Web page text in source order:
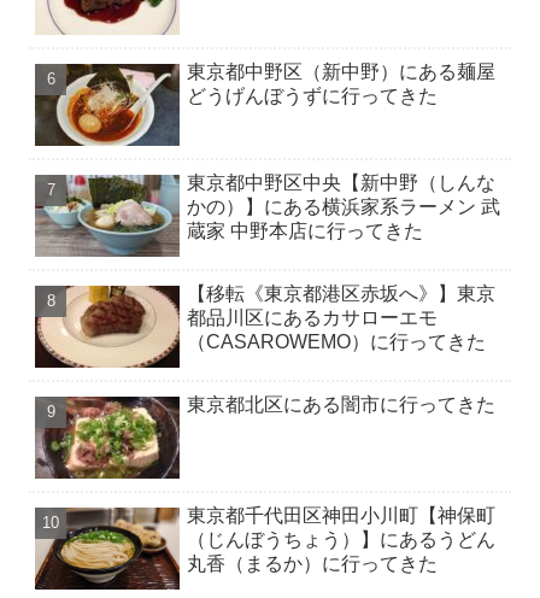
東京都中野区（新中野）にある麺屋
どうげんぼうずに行ってきた
東京都中野区中央【新中野（しんな
かの）】にある横浜家系ラーメン 武
蔵家 中野本店に行ってきた
【移転《東京都港区赤坂へ》】東京
都品川区にあるカサローエモ
（CASAROWEMO）に行ってきた
東京都北区にある闇市に行ってきた
東京都千代田区神田小川町【神保町
（じんぼうちょう）】にあるうどん
丸香（まるか）に行ってきた